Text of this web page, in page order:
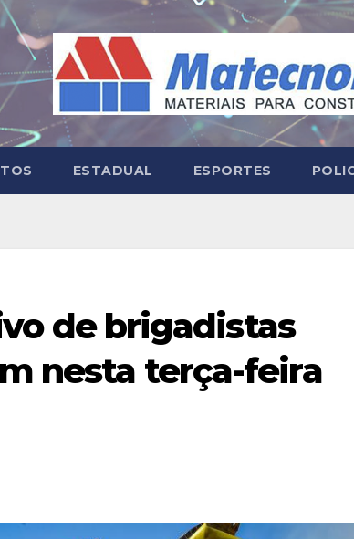
ESTADUAL ESPORTES
de brigadistas
nesta terça-feira